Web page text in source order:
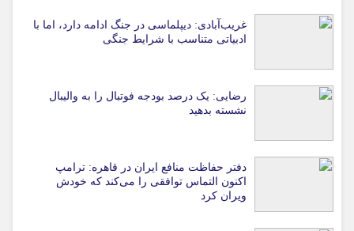
غریب‌آبادی: دیپلماسی در جنگ ادامه دارد، اما با
ادبیاتی متناسب با شرایط جنگی
رضایی: یک درصد بودجه فوتبال را به والیبال
نشسته بدهید
دفتر حفاظت منافع ایران در قاهره: ترامپ
اکنون التماس توافقی را می‌کند که خودش
ویران کرد